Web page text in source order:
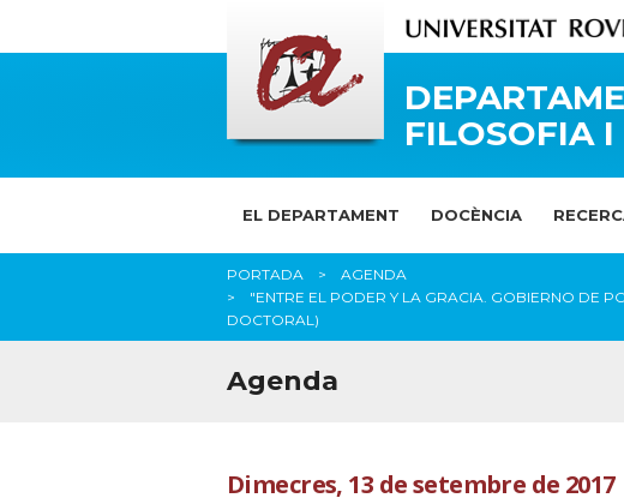
FILOSOFIA
EL DEPARTAMENT DOCÈNCIA
PORTADA
AGENDA
"ENTRE EL PODER Y LA GRACIA. GOBIERNO DE
DOCTORAL)
Agenda
Dimecres, 13 de setembre de 2017